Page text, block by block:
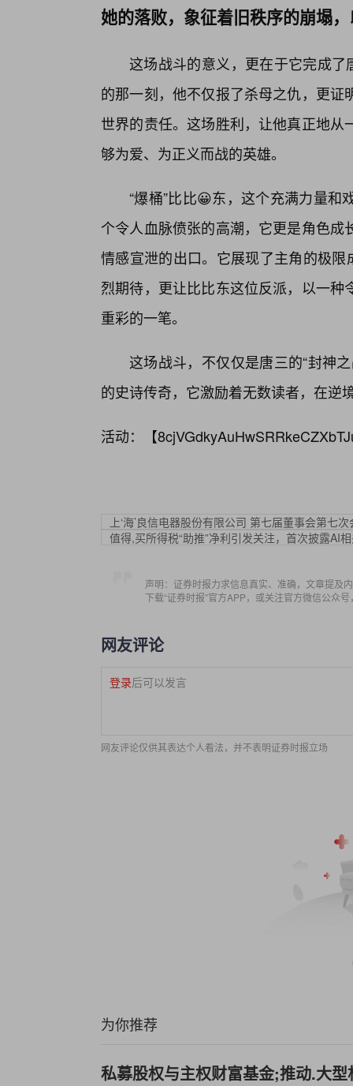
她的落败，象征着旧秩序的崩塌
这场战斗的意义，更在于它完成了
的那一刻，他不仅报了杀母之仇，更
世界的责任。这场胜利，让他真正地
够为爱、为正义而战的英雄。
“爆桶”比比😀东，这个充满力量
个令人血脉偾张的高潮，它更是角色
情感宣泄的出口。它展现了主角的极
烈期待，更让比比东这位反派，以一
重彩的一笔。
这场战斗，不仅仅是唐三的“封神
的史诗传奇，它激励着无数读者，在逆
活动：【
上‘海’良信电器股份有限公司 第七届董事会第七
值得,买所得税“助推”净利引发关注，首次披露AI
声明：证券时报力求信息真实、准确，文章提及
下载“证券时报”官方APP，或关注官方微信公众
网友评论
登录后可以发言
网友评论仅供其表达个人看法，并不表明证券时报立场
为你推荐
私募股权与主权财富基金;推动.大